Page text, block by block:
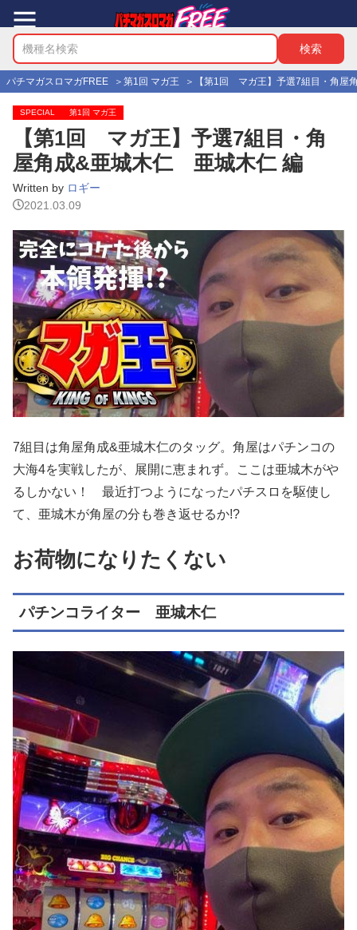
パチマガスロマガFREE 第1回 マガ王 【第1回 マガ王】予選7組目・角屋
SPECIAL 第1回 マガ王
【第1回 マガ王】予選7組目・角
屋角成&亜城木仁 亜城木仁 編
Written by ロギー
2021.03.09
7組目は角屋角成&亜城木仁のタッグ。角屋はパチンコの
大海4を実戦したが、展開に恵まれず。ここは亜城木がや
るしかない！ 最近打つようになったパチスロを駆使し
て、亜城木が角屋の分も巻き返せるか!?
お荷物になりたくない
パチンコライター 亜城木仁